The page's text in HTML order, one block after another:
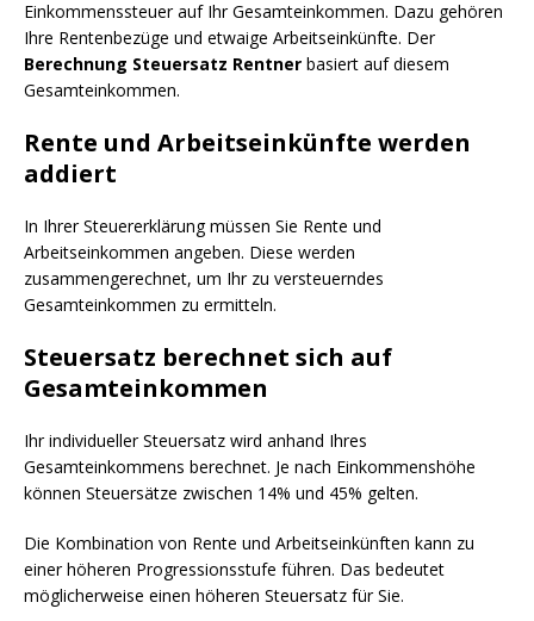
Einkommenssteuer auf Ihr Gesamteinkommen. Dazu gehören
Ihre Rentenbezüge und etwaige Arbeitseinkünfte. Der
Berechnung Steuersatz Rentner basiert auf diesem
Gesamteinkommen.
Rente und Arbeitseinkünfte werden
addiert
In Ihrer Steuererklärung müssen Sie Rente und
Arbeitseinkommen angeben. Diese werden
zusammengerechnet, um Ihr zu versteuerndes
Gesamteinkommen zu ermitteln.
Steuersatz berechnet sich auf
Gesamteinkommen
Ihr individueller Steuersatz wird anhand Ihres
Gesamteinkommens berechnet. Je nach Einkommenshöhe
können Steuersätze zwischen 14% und 45% gelten.
Die Kombination von Rente und Arbeitseinkünften kann zu
einer höheren Progressionsstufe führen. Das bedeutet
möglicherweise einen höheren Steuersatz für Sie.